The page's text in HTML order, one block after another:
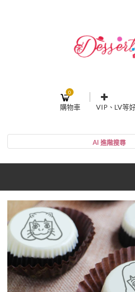
0
購物車 VIP、LV等
帳號
記住我
忘記密碼
網紅媽咪蛋糕心得分享
粉絲好康
加入甜點廚師接單平台